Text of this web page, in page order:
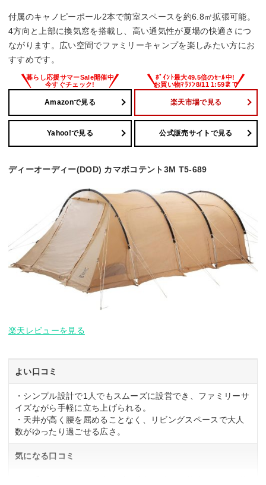
付属のキャノピーポール2本で前室スペースを約6.8㎡拡張可能。
4方向と上部に換気窓を搭載し、高い通気性が夏場の快適さにつ
ながります。広い空間でファミリーキャンプを楽しみたい方にお
すすめです。
Amazonで見る 楽天市場で見る
Yahoo!で見る 公式販売サイトで見る
ディーオーディー(DOD) カマボコテント3M T5-689
楽天レビューを見る
よい口コミ
・シンプル設計で1人でもスムーズに設営でき、ファミリーサ
イズながら手軽に立ち上げられる。
・天井が高く腰を屈めることなく、リビングスペースで大人
数がゆったり過ごせる広さ。
気になる口コミ